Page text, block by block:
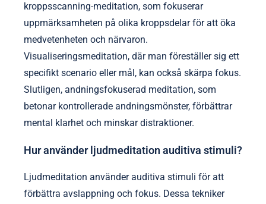
kroppsscanning-meditation, som fokuserar
uppmärksamheten på olika kroppsdelar för att öka
medvetenheten och närvaron.
Visualiseringsmeditation, där man föreställer sig ett
specifikt scenario eller mål, kan också skärpa fokus.
Slutligen, andningsfokuserad meditation, som
betonar kontrollerade andningsmönster, förbättrar
mental klarhet och minskar distraktioner.
Hur använder ljudmeditation auditiva stimuli?
Ljudmeditation använder auditiva stimuli för att
förbättra avslappning och fokus. Dessa tekniker